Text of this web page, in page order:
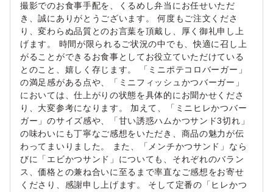
撮影でのお食事手配を、くるめし弁当にお任せいただ
き、誠にありがとうございます。 何度もご注文くださ
り、変わらぬ品質とのお言葉を頂戴し、厚く御礼申し上
げます。 時間が限られるご状況の中でも、快適に召し上
がることができるお食事としてお役立ていただけている
とのこと、嬉しく存じます。 「ミニポテコロバーガー」
の満足感がある点や、「ミニフィッシュかつバーガー」
においては、仕上がりの状態を具体的にお聞かせくださ
り、大変参考になります。 加えて、「ミニヒレかつバー
ガー」のサイズ感や、「甘い誘惑ハムかつサンド3切れ」
の味わいにも丁寧なご感想をいただき、商品の魅力が伝
わってまいりました。 また、「メンチかつサンド」なら
びに「エビかつサンド」についても、それぞれのバラン
ス、価格との兼ね合いに至るまで率直なご感想をお寄せ
くださり、感謝申し上げます。 そして定番の「ヒレかつ